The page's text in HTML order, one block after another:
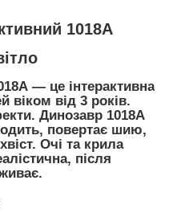
1018А
— це інтерактивна
віком від 3 років.
Динозавр 1018А
повертає шию,
Очі та крила
після